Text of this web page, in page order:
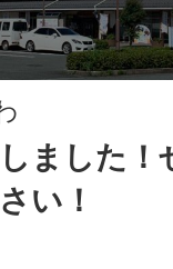
ました！
い！
入を